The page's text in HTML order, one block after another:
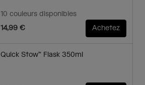
10 couleurs disponibles
14,99 €
Achetez
Quick Stow™ Flask 350ml